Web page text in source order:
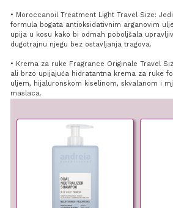
• Moroccanoil Treatment Light Travel Size:
formula bogata antioksidativnim arganovim
upija u kosu kako bi odmah poboljšala
dugotrajnu njegu bez ostavljanja tragova.
• Krema za ruke Fragrance Originale Travel
ali brzo upijajuća hidratantna krema za ruke
uljem, hijaluronskom kiselinom, skvalanom i
maslaca.